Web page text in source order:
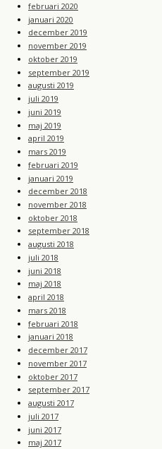
februari 2020
januari 2020
december 2019
november 2019
oktober 2019
september 2019
augusti 2019
juli 2019
juni 2019
maj 2019
april 2019
mars 2019
februari 2019
januari 2019
december 2018
november 2018
oktober 2018
september 2018
augusti 2018
juli 2018
juni 2018
maj 2018
april 2018
mars 2018
februari 2018
januari 2018
december 2017
november 2017
oktober 2017
september 2017
augusti 2017
juli 2017
juni 2017
maj 2017